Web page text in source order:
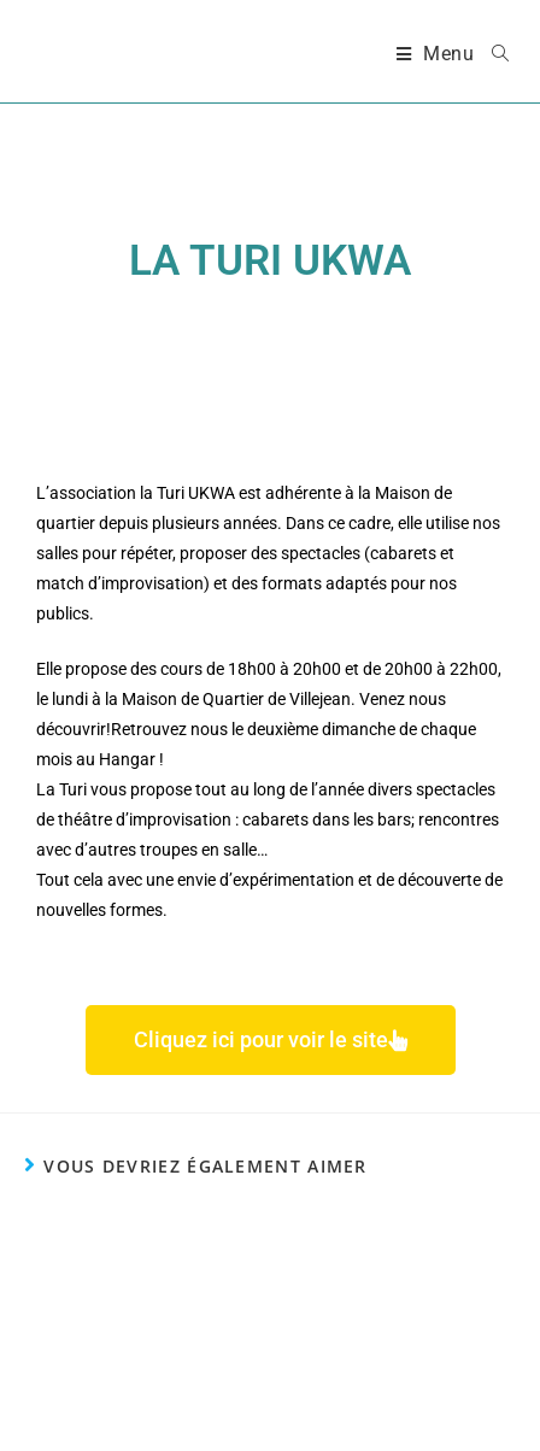
Menu
LA TURI UKWA
L’association la Turi UKWA est adhérente à la Maison de
quartier depuis plusieurs années. Dans ce cadre, elle utilise nos
salles pour répéter, proposer des spectacles (cabarets et
match d’improvisation) et des formats adaptés pour nos
publics.
Elle propose des cours de 18h00 à 20h00 et de 20h00 à 22h00,
le lundi à la Maison de Quartier de Villejean. Venez nous
découvrir!Retrouvez nous le deuxième dimanche de chaque
mois au Hangar !
La Turi vous propose tout au long de l’année divers spectacles
de théâtre d’improvisation : cabarets dans les bars; rencontres
avec d’autres troupes en salle…
Tout cela avec une envie d’expérimentation et de découverte de
nouvelles formes.
Cliquez ici pour voir le site
VOUS DEVRIEZ ÉGALEMENT AIMER